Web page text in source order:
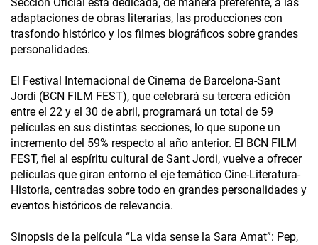
adaptaciones de obras literarias, las producciones con
trasfondo histórico y los filmes biográficos sobre grandes
personalidades.
El Festival Internacional de Cinema de Barcelona-Sant
Jordi (BCN FILM FEST), que celebrará su tercera edición
entre el 22 y el 30 de abril, programará un total de 59
películas en sus distintas secciones, lo que supone un
incremento del 59% respecto al año anterior. El BCN FILM
FEST, fiel al espíritu cultural de Sant Jordi, vuelve a ofrecer
películas que giran entorno el eje temático Cine-Literatura-
Historia, centradas sobre todo en grandes personalidades y
eventos históricos de relevancia.
Sinopsis de la película “La vida sense la Sara Amat”: Pep,